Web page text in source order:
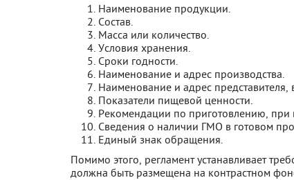
Наименование продукции.
Состав.
Масса или количество.
Условия хранения.
Сроки годности.
Наименование и адрес производства.
Наименование и адрес представителя,
Показатели пищевой ценности.
Рекомендации по приготовлению, при
Сведения о наличии ГМО в готовом
Единый знак обращения.
Помимо этого, регламент устанавливает
должна быть размещена на контрастном